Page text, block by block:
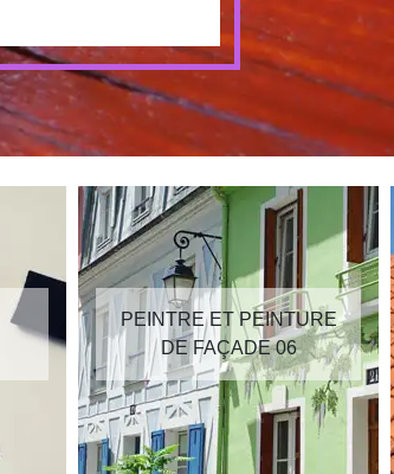
PEINTRE ET PEINTURE
DE FAÇADE 06